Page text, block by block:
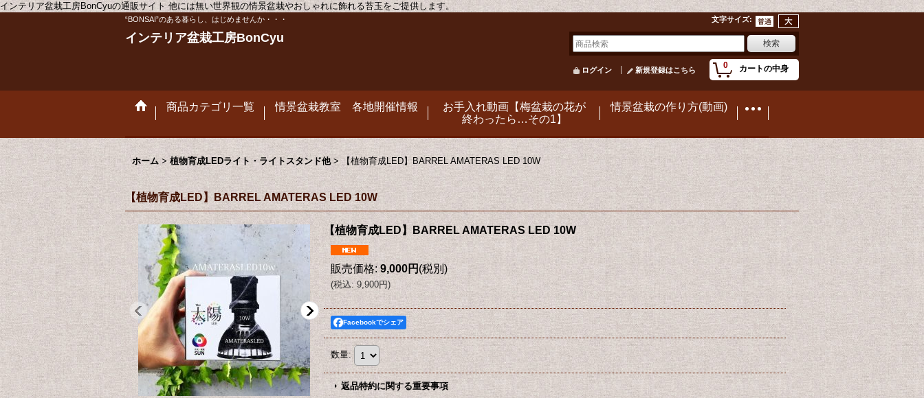
インテリア盆栽工房BonCyuの通販サイト 他には無い世界観の情景盆栽やおしゃれに飾れる苔玉をご提供します。
“BONSAI”のある暮らし、はじめませんか・・・ 文字サイズ:
インテリア盆栽工房BonCyu
0 カートの中身
ログイン 新規登録はこちら
商品カテゴリ一覧 情景盆栽教室 各地開催情報
お手入れ動画【梅盆栽の花が
終わったら…その1】
情景盆栽の作り方(動画)
ホーム > 植物育成LEDライト・ライトスタンド他 > 【植物育成LED】BARREL AMATERAS LED 10W
【植物育成LED】BARREL AMATERAS LED 10W
【植物育成LED】BARREL AMATERAS LED 10W
販売価格: 9,000円(税別)
(税込: 9,900円)
Facebookでシェア
数量:
返品特約に関する重要事項